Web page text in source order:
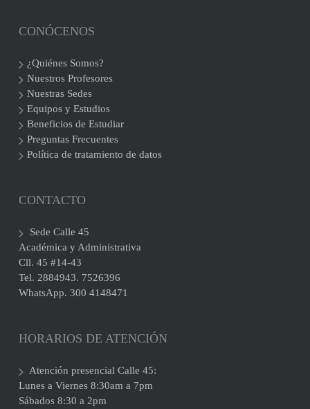
CONÓCENOS
¿Quiénes Somos?
Nuestros Profesores
Nuestras Sedes
Equipos y Estudios
Beneficios de Estudiar
Preguntas Frecuentes
Política de tratamiento de datos
CONTACTO
Sede Calle 45
Académica y Administrativa
Cll. 45 #14-43
Tel. 2884943. 7526396
WhatsApp. 300 4148471
HORARIOS DE ATENCIÓN
Atención presencial Calle 45:
Lunes a Viernes 8:30am a 7pm
Sábados 8:30 a 2pm